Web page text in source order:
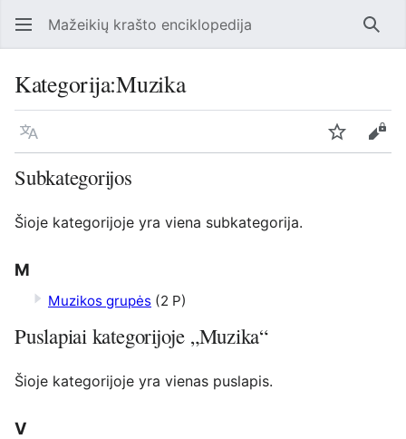
Mažeikių krašto enciklopedija
Kategorija:Muzika
Kalba Stebėti
Subkategorijos
Šioje kategorijoje yra viena subkategorija.
M
Muzikos grupės (2 P)
Puslapiai kategorijoje „Muzika“
Šioje kategorijoje yra vienas puslapis.
V